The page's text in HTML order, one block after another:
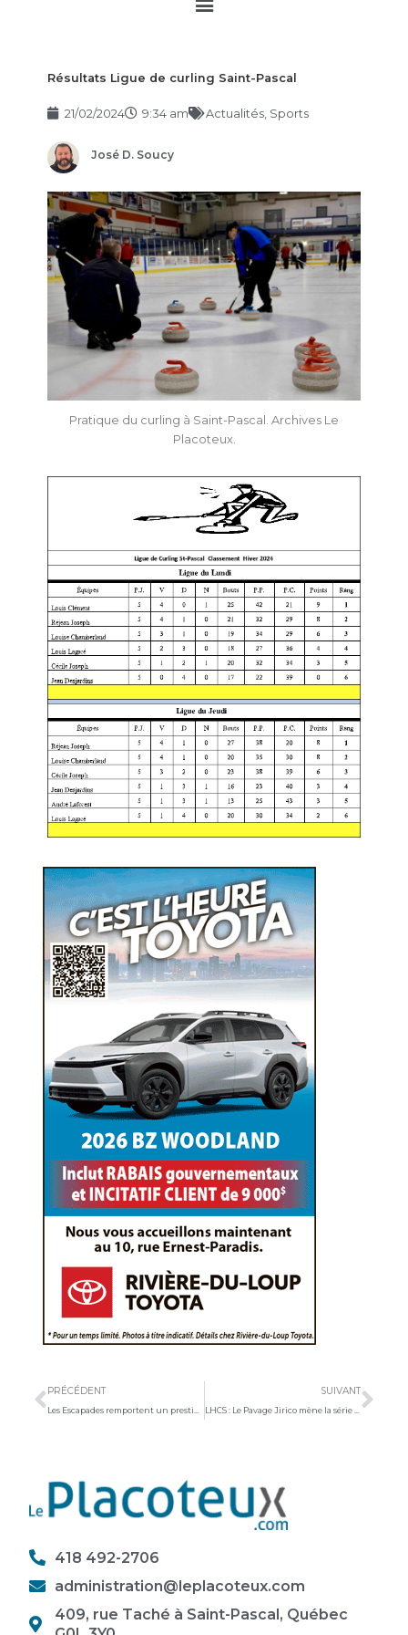
Résultats Ligue de curling Saint-Pascal
21/02/2024 9:34 am Actualités, Sports
José D. Soucy
Pratique du curling à Saint-Pascal. Archives Le
Placoteux.
PRÉCÉDENT SUIVANT
418 492-2706
administration@leplacoteux.com
409, rue Taché à Saint-Pascal, Québec